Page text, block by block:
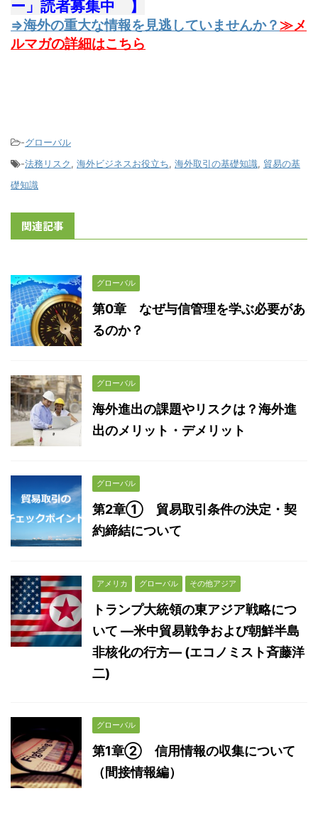
ー」読者募集中 】
⇒海外の重大な情報を見逃していませんか？ ≫メ
ルマガの詳細はこちら
-グローバル
-法務リスク, 海外ビジネスお役立ち, 海外取引の基礎知識, 貿易の基
礎知識
関連記事
グローバル
第0章 なぜ与信管理を学ぶ必要があ
るのか？
グローバル
海外進出の課題やリスクは？海外進
出のメリット・デメリット
グローバル
第2章① 貿易取引条件の決定・契
約締結について
アメリカ グローバル その他アジア
トランプ大統領の東アジア戦略につ
いて ―米中貿易戦争および朝鮮半島
非核化の行方― (エコノミスト斉藤洋
二)
グローバル
第1章② 信用情報の収集について
（間接情報編）